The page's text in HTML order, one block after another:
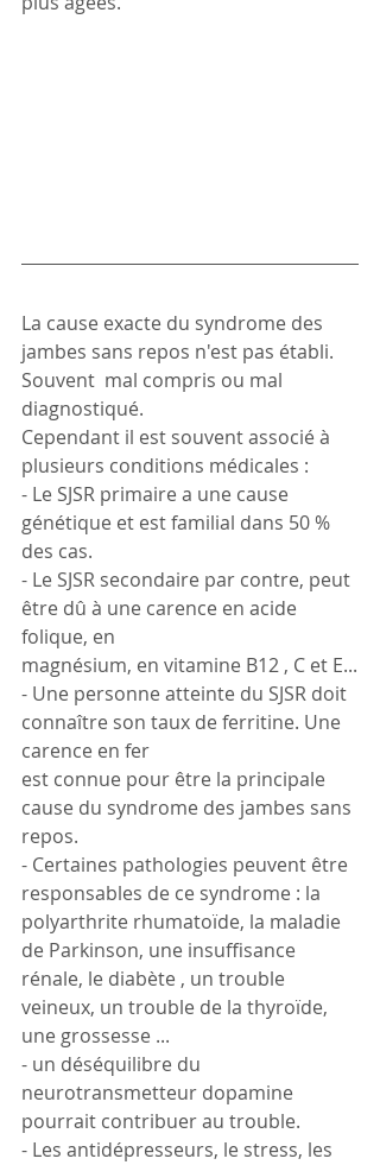
La cause exacte du syndrome des
jambes sans repos n'est pas établi.
Souvent  mal compris ou mal
diagnostiqué.
Cependant il est souvent associé à
plusieurs conditions médicales :
- Le SJSR primaire a une cause
génétique et est familial dans 50 %
des cas.
- Le SJSR secondaire par contre, peut
être dû à une carence en acide
folique, en
magnésium, en vitamine B12 , C et E...
- Une personne atteinte du SJSR doit
connaître son taux de ferritine. Une
carence en fer
est connue pour être la principale
cause du syndrome des jambes sans
repos.
- Certaines pathologies peuvent être
responsables de ce syndrome : la
polyarthrite rhumatoïde, la maladie
de Parkinson, une insuffisance
rénale, le diabète , un trouble
veineux, un trouble de la thyroïde,
une grossesse ...
- un déséquilibre du
neurotransmetteur dopamine
pourrait contribuer au trouble.
- Les antidépresseurs, le stress, les